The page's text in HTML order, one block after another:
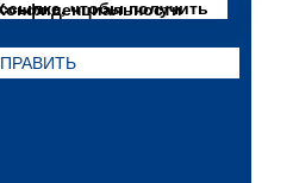
доступ к Политике Конфиденциальности